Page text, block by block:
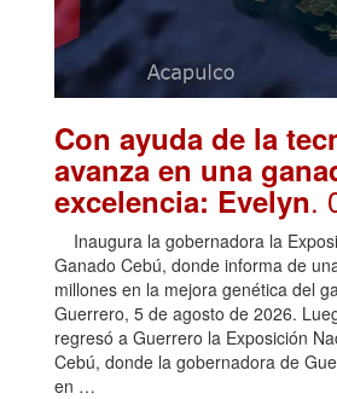
Con ayuda de la
avanza en una
excelencia: Evelyn.
Inaugura la gobernadora la
Ganado Cebú, donde informa de
millones en la mejora genética del
Guerrero, 5 de agosto de 2026.
regresó a Guerrero la Exposición
Cebú, donde la gobernadora de
en …